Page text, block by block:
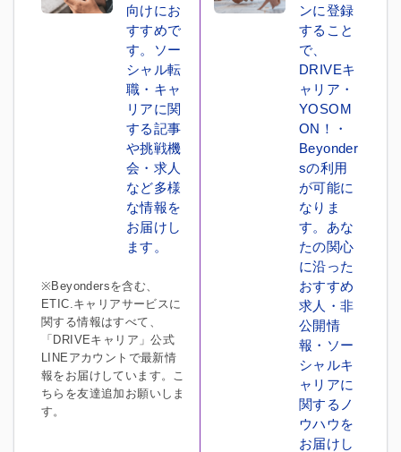
向けにお
すすめで
す。ソー
シャル転
職・キャ
リアに関
する記事
や挑戦機
会・求人
など多様
な情報を
お届けし
ます。
※Beyondersを含む、
ETIC.キャリアサービスに
関する情報はすべて、
「DRIVEキャリア」公式
LINEアカウントで最新情
報をお届けしています。こ
ちらを友達追加お願いしま
す。
ンに登録
すること
で、
DRIVEキ
ャリア・
YOSOM
ON！・
Beyonder
sの利用
が可能に
なりま
す。あな
たの関心
に沿った
おすすめ
求人・非
公開情
報・ソー
シャルキ
ャリアに
関するノ
ウハウを
お届けし